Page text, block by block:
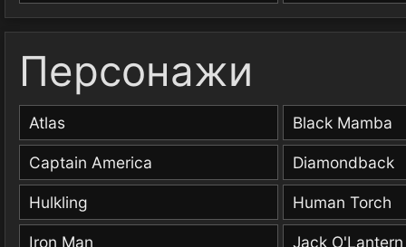
Персонажи
Atlas Black Mamba
Captain America Diamondback
Hulkling Human Torch
Iron Man Jack